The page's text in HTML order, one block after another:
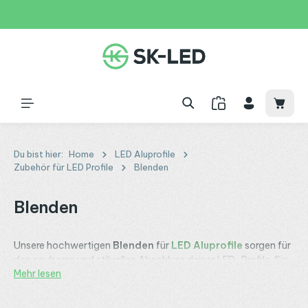
Du bist hier: Home
LED Aluprofile
Zubehör für LED Profile
Blenden
Blenden
Unsere hochwertigen Blenden für LED Aluprofile sorgen für
den sauberen und stilvollen Abschluss deiner LED-Profile. Sie
verdecken Übergänge und Kanten und schaffen eine
Mehr lesen